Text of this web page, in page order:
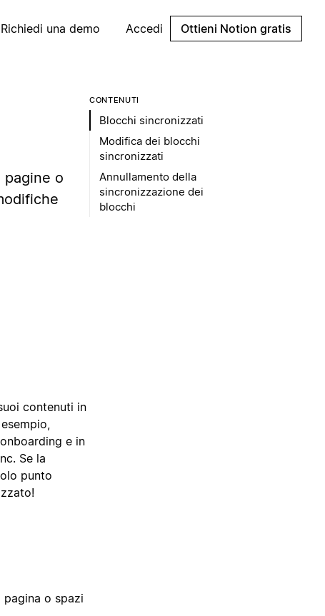
Richiedi una demo Accedi Ottieni Notion gratis
o
contenuti in
e in
Se la
punto
o spazi
CONTENUTI
Blocchi sincronizzati
Modifica dei blocchi
sincronizzati
Annullamento della
sincronizzazione dei
blocchi